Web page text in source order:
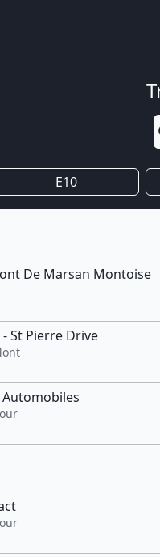
E10
De Marsan Montoise
St Pierre Drive